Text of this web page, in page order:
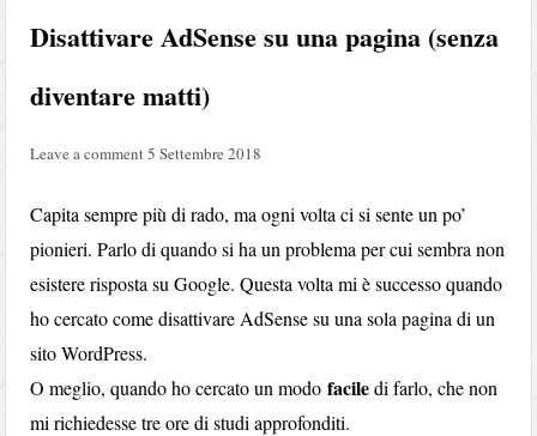
Disattivare AdSense su una pagina (senza
diventare matti)
Leave a comment5 Settembre 2018
Capita sempre più di rado, ma ogni volta ci si sente un po’
pionieri. Parlo di quando si ha un problema per cui sembra non
esistere risposta su Google. Questa volta mi è successo quando
ho cercato come disattivare AdSense su una sola pagina di un
sito WordPress.
O meglio, quando ho cercato un modofaciledi farlo, che non
mi richiedesse tre ore di studi approfonditi.